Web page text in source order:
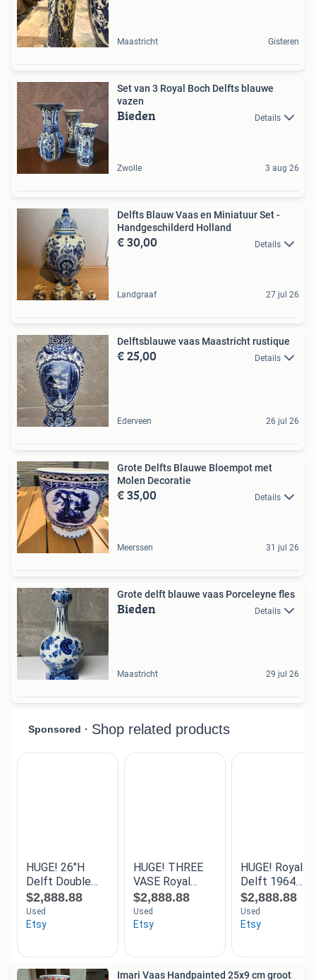
Maastricht Gisteren
Set van 3 Royal Boch Delfts blauwe
vazen
Bieden Details
Zwolle 3 aug 26
Delfts Blauw Vaas en Miniatuur Set -
Handgeschilderd Holland
€ 30,00 Details
Landgraaf 27 jul 26
Delftsblauwe vaas Maastricht rustique
€ 25,00 Details
Ederveen 26 jul 26
Grote Delfts Blauwe Bloempot met
Molen Decoratie
€ 35,00 Details
Meerssen 31 jul 26
Grote delft blauwe vaas Porceleyne fles
Bieden Details
Maastricht 29 jul 26
Imari Vaas Handpainted 25x9 cm groot